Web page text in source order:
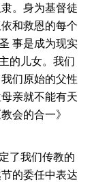
。身为基督徒
和救恩的每个
事是成为现实
的儿女。我们
们原始的父性
亲就不能有天
会的合一》
了我们传教的
的委任中表达